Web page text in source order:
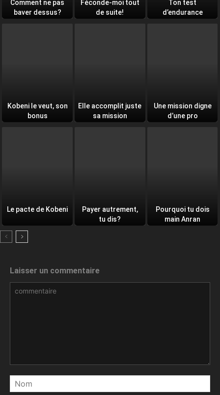
Comment ne pas
baver dessus?
Féconde-moi tout
de suite!
Ton test
d’endurance
Kobeni le veut, son
bonus
Elle accomplit juste
sa mission
Une mission digne
d’une pro
Le pacte de Kobeni
Payer autrement,
tu dis?
Pourquoi tu dois
main Anran
Laisser un commentaire